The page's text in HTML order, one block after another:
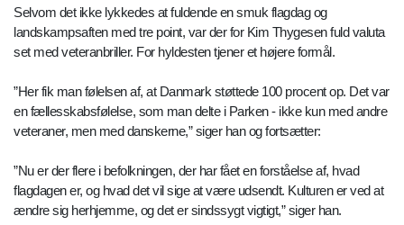
Selvom det ikke lykkedes at fuldende en smuk flagdag og
landskampsaften med tre point, var der for Kim Thygesen fuld valuta
set med veteranbriller. For hyldesten tjener et højere formål.
”Her fik man følelsen af, at Danmark støttede 100 procent op. Det var
en fællesskabsfølelse, som man delte i Parken - ikke kun med andre
veteraner, men med danskerne,” siger han og fortsætter:
”Nu er der flere i befolkningen, der har fået en forståelse af, hvad
flagdagen er, og hvad det vil sige at være udsendt. Kulturen er ved at
ændre sig herhjemme, og det er sindssygt vigtigt,” siger han.